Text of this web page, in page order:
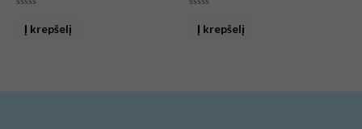
Į krepšelį Į krepšelį